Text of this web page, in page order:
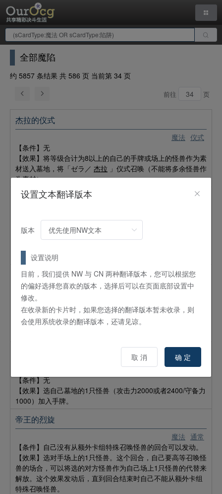
全部魔陷
约 5857 条结果 共 586 页 当前第 34 页
前往 页
魔法 仪式
杰拉的仪式
【条件】无
【效果】将等级合计为8以上的自己的手牌或场上的怪兽作为素
材送入墓地，将「ゼラ／ 杰拉 」仪式召唤（不能将多余怪兽作
为素材）。
帝王的登龙
【条件】对手召唤或特殊召唤怪兽时可以发动。
【效果】选自己墓地的3只怪兽（守备力1000）返回卡组。那
侧表示怪兽破坏。
魔法 通常
帝王的凯歌
【条件】自己的额外卡组没有卡的场合，可以将手牌的1只怪兽
（攻击力2000或者2400/守备力1000）送入墓地发动。
【效果】自己抽2张。那之后，可以选对手墓地的最多2张卡返
魔法 通常
【条件】无
【效果】选自己墓地的1只怪兽（攻击力2000或者2400/守备力
1000）加入手牌。
魔法 通常
帝王的烈旋
【条件】自己没有从额外卡组特殊召唤怪兽的回合可以发动。
【效果】选对手场上的1只怪兽。这个回合，自己要高等召唤怪
兽的场合，可以将选的对方怪兽作为自己场上1只怪兽的代替来
解放。这个效果发动后，直到回合结束时自己不能从额外卡组
特殊召唤怪兽。
设置文本翻译版本
版本
设置说明
目前，我们提供 NW 与 CN 两种翻译版本，您可以根据您
的偏好选择您喜欢的版本，选择后可以在页面底部设置中
修改。
在收录新的卡片时，如果您选择的翻译版本暂未收录，则
会使用系统收录的翻译版本，还请见谅。
取 消 确 定